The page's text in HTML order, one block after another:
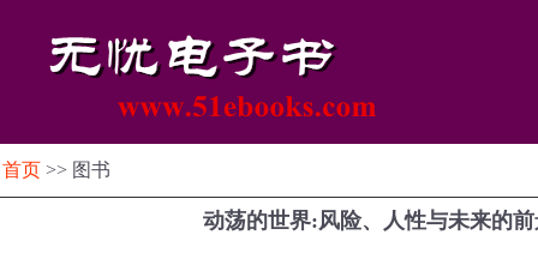
首页 >> 图书
动荡的世界:风险、人性与未来的